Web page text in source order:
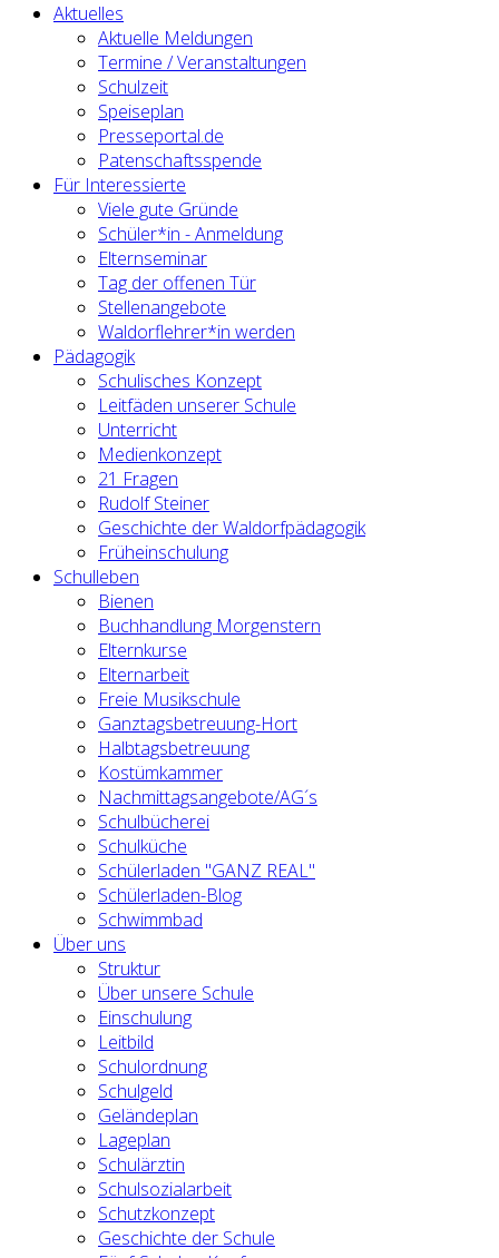
Aktuelles
Aktuelle Meldungen
Termine / Veranstaltungen
Schulzeit
Speiseplan
Presseportal.de
Patenschaftsspende
Für Interessierte
Viele gute Gründe
Schüler*in - Anmeldung
Elternseminar
Tag der offenen Tür
Stellenangebote
Waldorflehrer*in werden
Pädagogik
Schulisches Konzept
Leitfäden unserer Schule
Unterricht
Medienkonzept
21 Fragen
Rudolf Steiner
Geschichte der Waldorfpädagogik
Früheinschulung
Schulleben
Bienen
Buchhandlung Morgenstern
Elternkurse
Elternarbeit
Freie Musikschule
Ganztagsbetreuung-Hort
Halbtagsbetreuung
Kostümkammer
Nachmittagsangebote/AG´s
Schulbücherei
Schulküche
Schülerladen "GANZ REAL"
Schülerladen-Blog
Schwimmbad
Über uns
Struktur
Über unsere Schule
Einschulung
Leitbild
Schulordnung
Schulgeld
Geländeplan
Lageplan
Schulärztin
Schulsozialarbeit
Schutzkonzept
Geschichte der Schule